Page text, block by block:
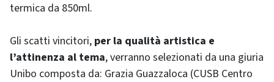
termica da 850ml.
Gli scatti vincitori, per la qualità artistica e
l’attinenza al tema, verranno selezionati da una giuria
Unibo composta da: Grazia Guazzaloca (CUSB Centro